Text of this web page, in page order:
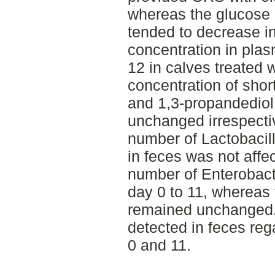
whereas the
tended to decrease
concentration in
12 in calves treated
concentration of
and 1,3-
unchanged
number of
in feces was not
number of
day 0 to 11,
remained
detected in feces
0 and 11.